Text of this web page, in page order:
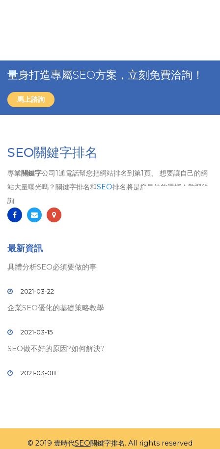
量身打造專屬SEO方案，立刻免費洽詢！
馬上諮詢
SEO關鍵字排名
專業關鍵字公司1通電話幫您把網站排名到第1頁、 想要讓自己的網
站大量曝光嗎？關鍵字排名和SEO排名將是您最佳的選擇！歡迎洽
詢
最新資訊
具體分析SEO必須要做的事
2021-03-22
企業SEO優化的基礎策略教學
2021-03-15
SEO做不好的原因?如何解決?
2021-03-08
© 2019 壹時代SEO關鍵字排名. All rights reserved